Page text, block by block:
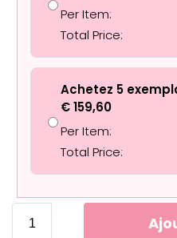
Per Item:
Total Price:
Achetez 5
€159,60
Per Item:
Total Price: